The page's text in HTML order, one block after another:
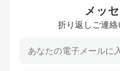
金属のベルトの留め金
Pinのベルトの留め金
メッ
折り返しご連絡